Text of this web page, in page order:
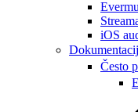
iOS
Često